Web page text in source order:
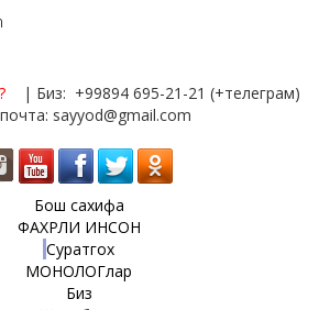
?
| Биз: +99894 695-21-21 (+телеграм)
sayyod@gmail.com
Бош сахифа
ФАХРЛИ ИНСОН
Суратгох
МОНОЛОГлар
Биз